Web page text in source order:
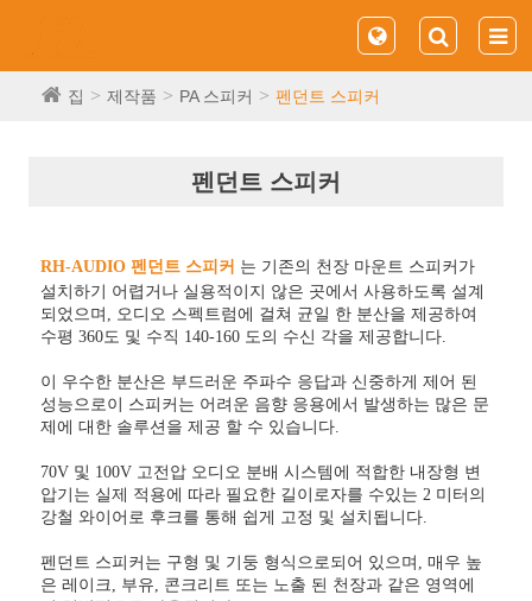
집 제작품 PA 스피커 펜던트 스피커
펜던트 스피커
RH-AUDIO 펜던트 스피커 는 기존의 천장 마운트 스피커가
설치하기 어렵거나 실용적이지 않은 곳에서 사용하도록 설계
되었으며, 오디오 스펙트럼에 걸쳐 균일 한 분산을 제공하여
수평 360도 및 수직 140-160 도의 수신 각을 제공합니다.
이 우수한 분산은 부드러운 주파수 응답과 신중하게 제어 된
성능으로이 스피커는 어려운 음향 응용에서 발생하는 많은 문
제에 대한 솔루션을 제공 할 수 있습니다.
70V 및 100V 고전압 오디오 분배 시스템에 적합한 내장형 변
압기는 실제 적용에 따라 필요한 길이로자를 수있는 2 미터의
강철 와이어로 후크를 통해 쉽게 고정 및 설치됩니다.
펜던트 스피커는 구형 및 기둥 형식으로되어 있으며, 매우 높
은 레이크, 부유, 콘크리트 또는 노출 된 천장과 같은 영역에